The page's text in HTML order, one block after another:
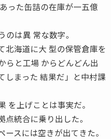
った缶詰の在庫が一五億
は異 常な数字。
北海道に大 型の保管倉庫を
らと工場 からどんどん出
しまった 結果だ」と中村課
を上げことは事実だ。
統合に乗り出した。
スには空きが出てきた。